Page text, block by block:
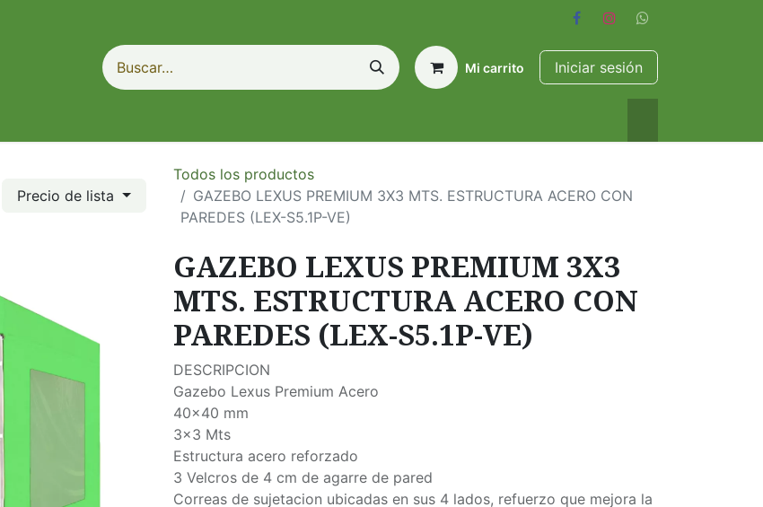
Mi carrito Iniciar sesión
Precio de lista
Todos los productos
GAZEBO LEXUS PREMIUM 3X3 MTS. ESTRUCTURA ACERO CON
PAREDES (LEX-S5.1P-VE)
GAZEBO LEXUS PREMIUM 3X3
MTS. ESTRUCTURA ACERO CON
PAREDES (LEX-S5.1P-VE)
DESCRIPCION
Gazebo Lexus Premium Acero
40x40 mm
3x3 Mts
Estructura acero reforzado
3 Velcros de 4 cm de agarre de pared
Correas de sujetacion ubicadas en sus 4 lados, refuerzo que mejora la